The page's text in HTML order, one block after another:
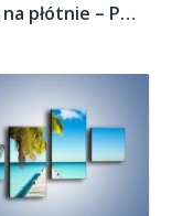
Obraz na płótnie – Pomost wprost do raju –...